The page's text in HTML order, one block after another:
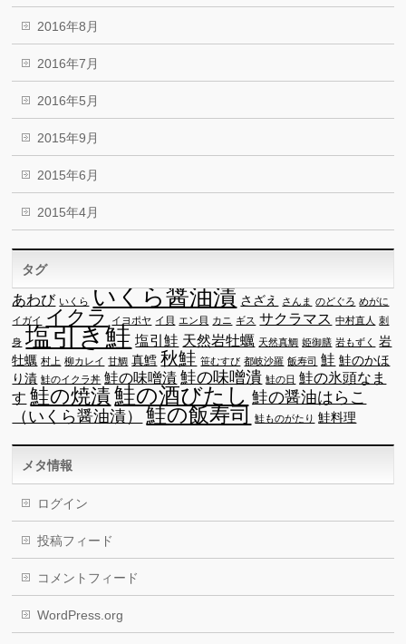
2016年8月
2016年7月
2016年5月
2015年9月
2015年6月
2015年4月
タグ
あわび いくら いくら醤油漬 さざえ さんま のどぐろ めがに
イガイ
イクラ イヨポヤ イ貝 エン貝 カニ ギス サクラマス 中村直人
刺
身 塩引き鮭 塩引鮭 天然岩牡蠣 天然真鯛 姫御膳 岩もずく
岩
牡蠣 村上 柳カレイ 甘鯛 真鱈 秋鮭 笹むすび 都岐沙羅 飯寿司 鮭 鮭のかほ
り漬 鮭のイクラ丼 鮭の味噌漬 鮭の味噌潰 鮭の日 鮭の氷頭なま
す 鮭の焼漬鮭の酒びたし 鮭の醤油はらこ
（いくら醤油漬）
鮭の飯寿司 鮭ものがたり 鮭料理
メタ情報
ログイン
投稿フィード
コメントフィード
WordPress.org